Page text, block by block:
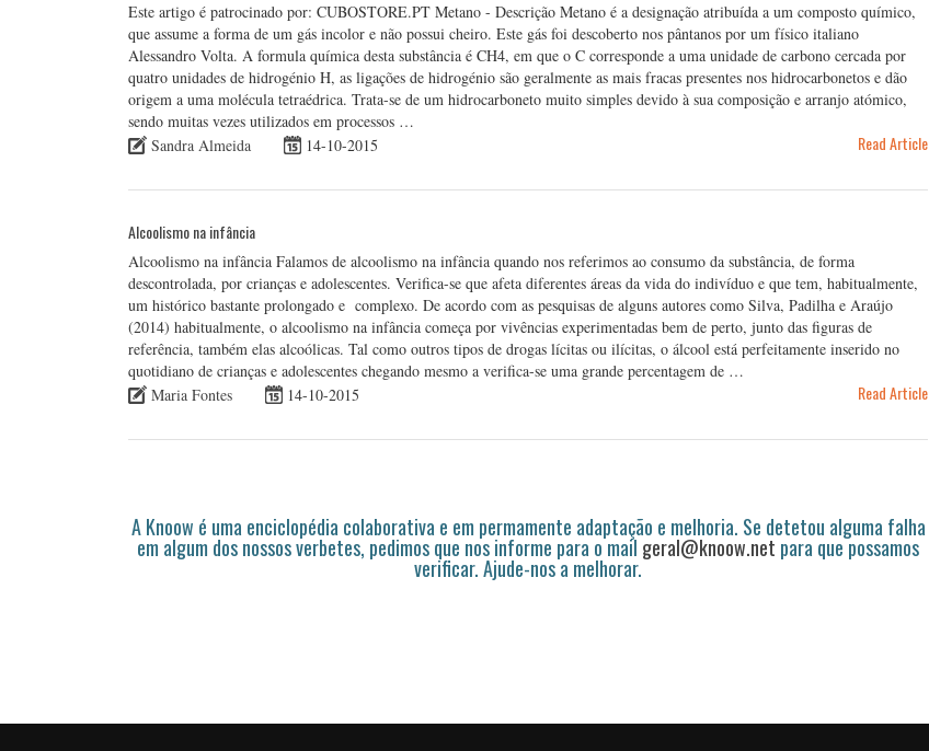
Este artigo é patrocinado por: CUBOSTORE.PT Metano - Descrição Metano é a designação atribuída a um composto químico,
que assume a forma de um gás incolor e não possui cheiro. Este gás foi descoberto nos pântanos por um físico italiano
Alessandro Volta. A formula química desta substância é CH4, em que o C corresponde a uma unidade de carbono cercada por
quatro unidades de hidrogénio H, as ligações de hidrogénio são geralmente as mais fracas presentes nos hidrocarbonetos e dão
origem a uma molécula tetraédrica. Trata-se de um hidrocarboneto muito simples devido à sua composição e arranjo atómico,
sendo muitas vezes utilizados em processos …
Sandra Almeida
14-10-2015 Read Article
Alcoolismo na infância
Alcoolismo na infância Falamos de alcoolismo na infância quando nos referimos ao consumo da substância, de forma
descontrolada, por crianças e adolescentes. Verifica-se que afeta diferentes áreas da vida do indivíduo e que tem, habitualmente,
um histórico bastante prolongado e complexo. De acordo com as pesquisas de alguns autores como Silva, Padilha e Araújo
(2014) habitualmente, o alcoolismo na infância começa por vivências experimentadas bem de perto, junto das figuras de
referência, também elas alcoólicas. Tal como outros tipos de drogas lícitas ou ilícitas, o álcool está perfeitamente inserido no
quotidiano de crianças e adolescentes chegando mesmo a verifica-se uma grande percentagem de …
Maria Fontes
14-10-2015 Read Article
A Knoow é uma enciclopédia colaborativa e em permamente adaptação e melhoria. Se detetou alguma falha
em algum dos nossos verbetes, pedimos que nos informe para o mail geral@knoow.net para que possamos
verificar. Ajude-nos a melhorar.